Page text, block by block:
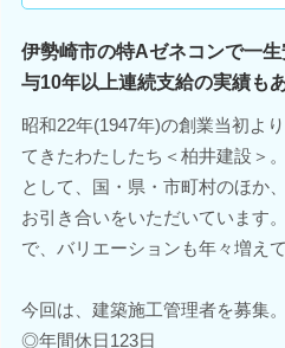
伊勢崎市の特Aゼネコンで一
与10年以上連続支給の実績も
昭和22年(1947年)の創業当初よ
てきたわたしたち＜柏井建設＞
として、国・県・市町村のほか
お引き合いをいただいています
で、バリエーションも年々増え
今回は、建築施工管理者を募集。
◎年間休日123日